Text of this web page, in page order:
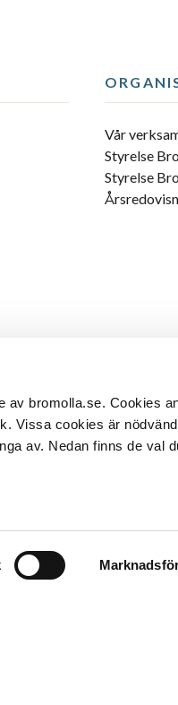
av bromolla.se. Cookies
Vissa cookies är
av. Nedan finns de val
Vår
Styrelse
Styrelse